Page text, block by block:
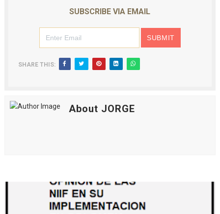
SUBSCRIBE VIA EMAIL
SHARE THIS:
About JORGE